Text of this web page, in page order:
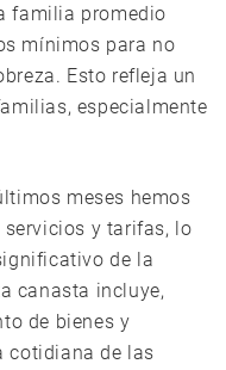
familia promedio
mínimos para no
Esto refleja un
especialmente
meses hemos
y tarifas, lo
de la
canasta incluye,
de bienes y
cotidiana de las